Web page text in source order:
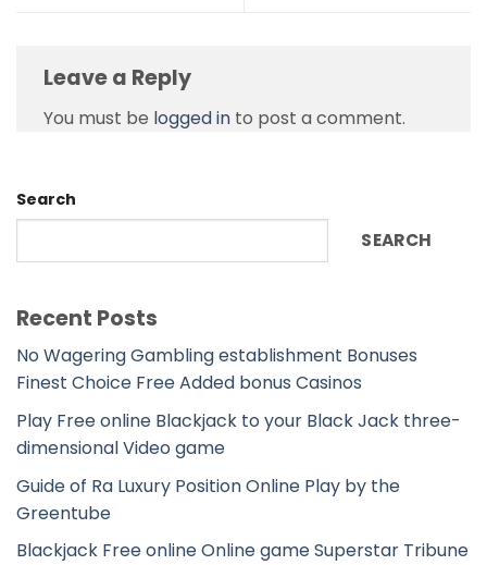
Leave a Reply
You must be logged in to post a comment.
Search
SEARCH
Recent Posts
No Wagering Gambling establishment Bonuses
Finest Choice Free Added bonus Casinos
Play Free online Blackjack to your Black Jack three-
dimensional Video game
Guide of Ra Luxury Position Online Play by the
Greentube
Blackjack Free online Online game Superstar Tribune